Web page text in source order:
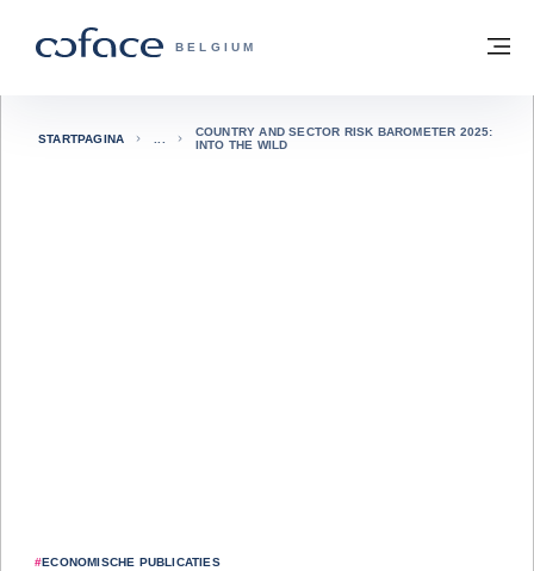
COFACE, FOR TRADE - GROEP
BELGIUM
Terug naar startpagina
#ECONOMISCHE PUBLICATIES
STARTPAGINA
COUNTRY AND SECTOR RISK BAROMETER 2025:
INTO THE WILD